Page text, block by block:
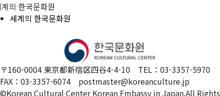
의 한국문화원
세계의 한국문화원
〒160-0004 東京都新宿区四谷4-4-10 TEL：03-3357-5970
FAX：03-3357-6074 postmaster@koreanculture.jp
©Korean Cultural Center Korean Embassy in Japan.All Rights